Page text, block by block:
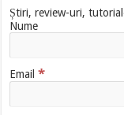
Știri, review-uri,
Nume
Email*